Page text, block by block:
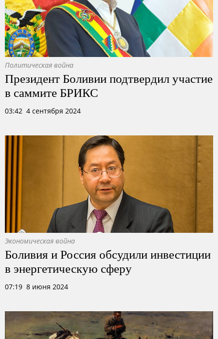
Политическая война
Президент Боливии подтвердил участие
в саммите БРИКС
03:42 4 сентября 2024
Экономическая война
Боливия и Россия обсудили инвестиции
в энергетическую сферу
07:19 8 июня 2024